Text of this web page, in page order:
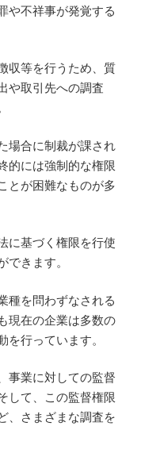
や不祥事が発覚する
収等を行うため、質
や取引先への調査
場合に制裁が課され
的には強制的な権限
とが困難なものが多
に基づく権限を行使
きます。
種を問わずなされる
現在の企業は多数の
行っています。
事業に対しての監督
して、この監督権限
、さまざまな調査を